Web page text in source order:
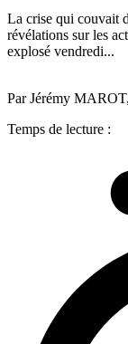
La crise qui couvait
révélations sur les
explosé vendredi...
Par Jérémy
Temps de lecture :